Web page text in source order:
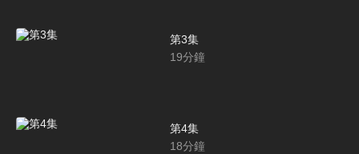
第3集
19分鐘
第4集
18分鐘